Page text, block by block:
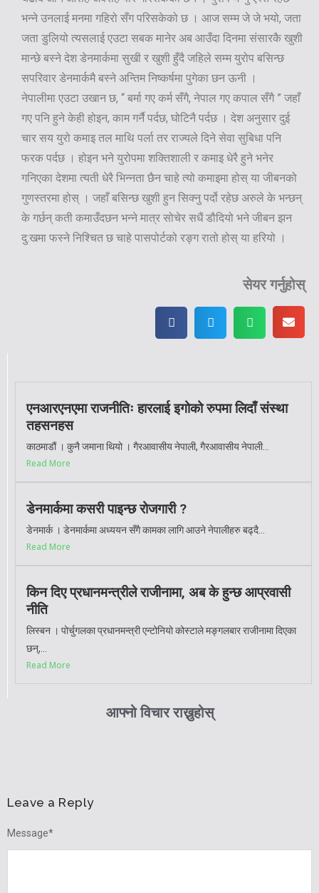
भन्ने उनलाई मनमा गहिरो सँग परिसकेको छ । आज सम्म जे जे भयो, जता
जता डुलियो त्यसलाई एउटा सबक मानेर अब आउँदा दिनमा संसारकै खुशी
मान्छे बस्ने देश डेनमार्कमा सुखी र खुशी हुँदै जहिले सम्म युरोप बसिन्छ
सपरिवार डेनमार्कमै बस्ने अन्तिम निष्कर्षमा पुगेका छन ऊनी ।
नेपालीमा एउटा उखान छ, “ बर्मा गए कर्म सँगै, नेपाल गए कपाल सँगै ” जहाँ
गए पनि हुने केही होइन, काम गर्नै पर्दछ, घोटिनै पर्दछ । देश अनुसार दुई
चार सय युरो कमाइ तल माथि पर्ला तर राज्यले दिने सेवा सुबिधा पनि
फरक पर्दछ । होइन भने युरोपमा शक्तिशाली र कमाइ धेरै हुने भनेर
गनिएका देशमा त्यती धेरै भिन्नता छैन चाहे त्यो कमाइमा होस् या जीबनको
गुणस्तरमा होस् । जहाँ बसिन्छ खुशी हुन सिक्नु पर्दो रहेछ अरुले के भन्छन्
के गर्छन् कती कमाउँदछन भन्ने मात्र सोचेर सधैं डौदियो भने जीबन झन
दु:खमा फस्ने निश्चित छ चाहे पासपोर्टको रङ्ग रातो होस् या हरियो ।
सेयर गर्नुहोस्
एनआरएनएमा राजनीतिः हारलाई इगोको रुपमा लिदाँ संस्था
तहसनहस
काठमाडौं । कुनै जमाना थियो । गैरआवासीय नेपाली, गैरआवासीय नेपाली...
Read More
डेनमार्कमा कसरी पाइन्छ रोजगारी ?
डेनमार्क । डेनमार्कमा अध्ययन सँगै कामका लागि आउने नेपालीहरु बढ्दै...
Read More
किन दिए प्रधानमन्त्रीले राजीनामा, अब के हुन्छ आप्रवासी
नीति
लिस्बन । पोर्चुगलका प्रधानमन्त्री एन्टोनियो कोस्टाले मङ्गलबार राजीनामा दिएका
छन्,...
Read More
आफ्नो विचार राख्नुहोस्
Leave a Reply
Message*